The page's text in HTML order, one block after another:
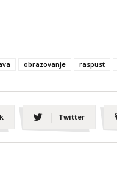
obrazovanje raspust
Twitter